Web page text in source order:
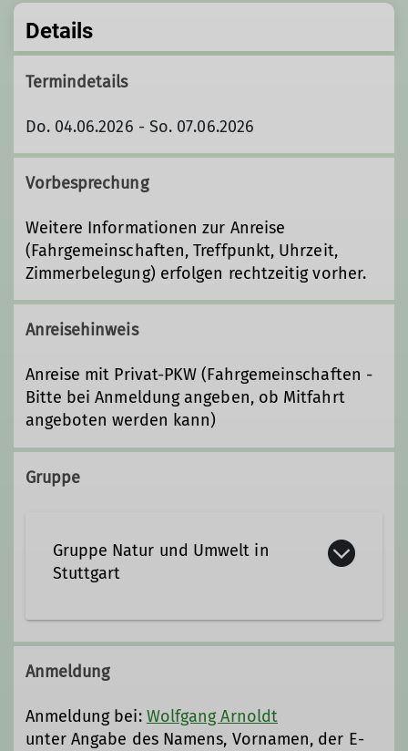
Details
Termindetails
Do. 04.06.2026 - So. 07.06.2026
Vorbesprechung
Weitere Informationen zur Anreise
(Fahrgemeinschaften, Treffpunkt, Uhrzeit,
Zimmerbelegung) erfolgen rechtzeitig vorher.
Anreisehinweis
Anreise mit Privat-PKW (Fahrgemeinschaften -
Bitte bei Anmeldung angeben, ob Mitfahrt
angeboten werden kann)
Gruppe
Gruppe Natur und Umwelt in
Stuttgart
Wir sind eine Gruppe motivierter
Bergfreunde in der Sektion Schwaben
des DAV, denen der Natur- und
Umweltschutz besonders am Herzen
liegt.
Anmeldung
Anmeldung bei: Wolfgang Arnoldt
unter Angabe des Namens, Vornamen, der E-